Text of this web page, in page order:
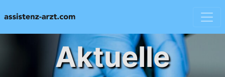
Aktuelle